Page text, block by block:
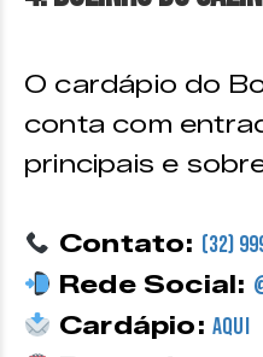
O cardápio do
conta com
principais e
Contato: (32)
Rede Social:
Cardápio: Aqui